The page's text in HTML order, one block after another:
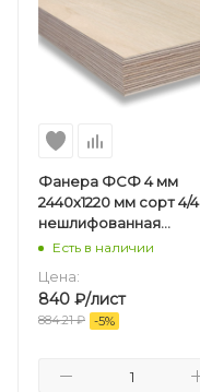
Фанера ФСФ 4 мм
2440х1220 мм сорт 4/4
нешлифованная
березовая
Есть в наличии
Цена:
840 ₽/лист
884.21₽ -5%